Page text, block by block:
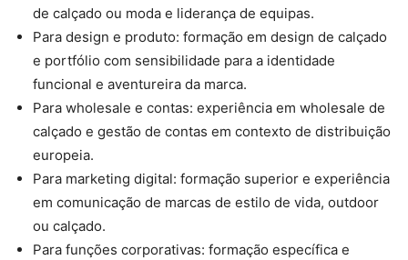
de calçado ou moda e liderança de equipas.
Para design e produto: formação em design de calçado
e portfólio com sensibilidade para a identidade
funcional e aventureira da marca.
Para wholesale e contas: experiência em wholesale de
calçado e gestão de contas em contexto de distribuição
europeia.
Para marketing digital: formação superior e experiência
em comunicação de marcas de estilo de vida, outdoor
ou calçado.
Para funções corporativas: formação específica e